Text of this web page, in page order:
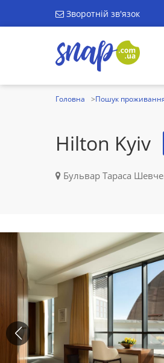
Зворотній зв'язок
Головна Пошук
Hilton Kyiv
Бульвар Тараса